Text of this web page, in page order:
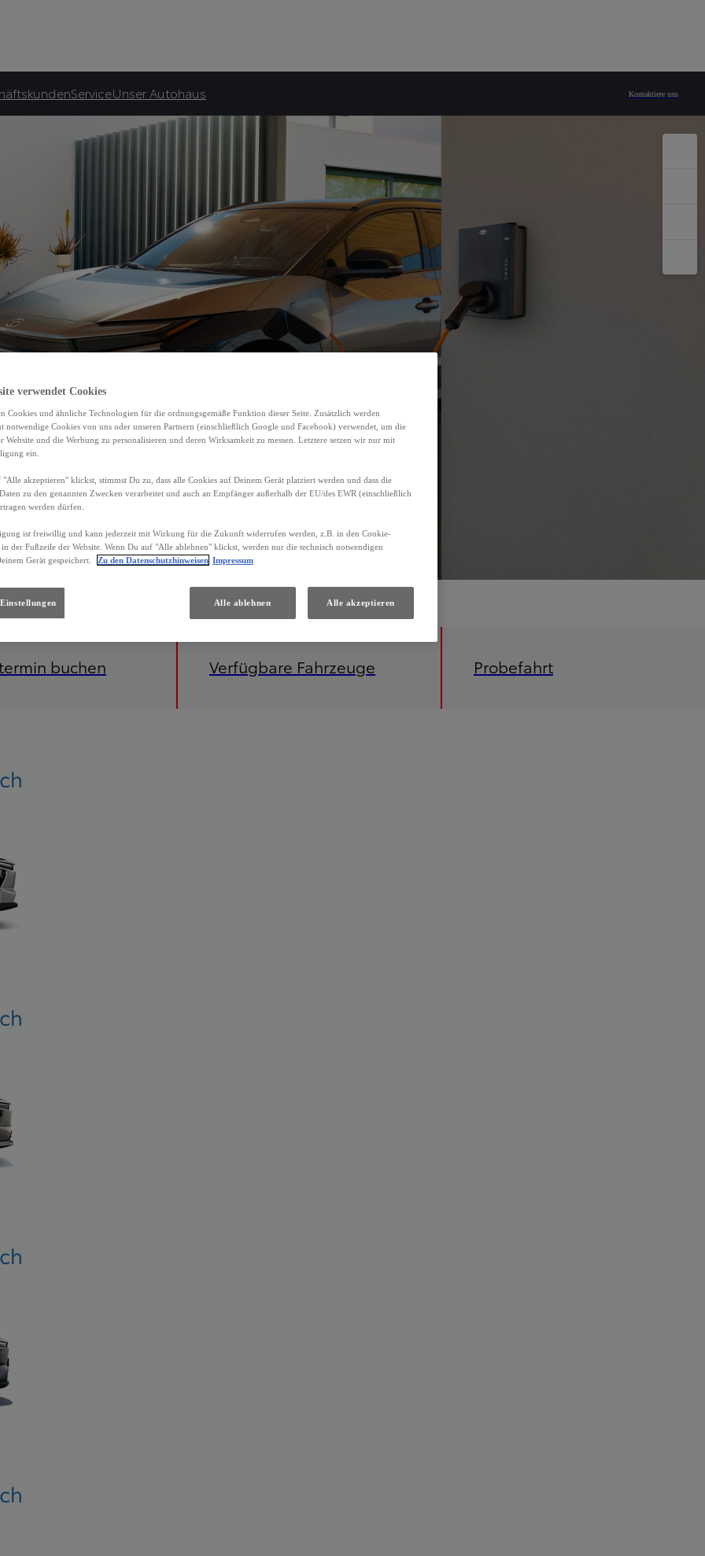
ServiceUnser Autohaus Kontaktiere uns
buchen Verfügbare Fahrzeuge Probefahrt
verwendet Cookies
Cookies und ähnliche Technologien für die ordnungsgemäße Funktion dieser Seite. Zusätzlich werden
notwendige Cookies von uns oder unseren Partnern (einschließlich Google und Facebook) verwendet, um die
Website und die Werbung zu personalisieren und deren Wirksamkeit zu messen. Letztere setzen wir nur mit
ein.
akzeptieren" klickst, stimmst Du zu, dass alle Cookies auf Deinem Gerät platziert werden und dass die
zu den genannten Zwecken verarbeitet und auch an Empfänger außerhalb der EU/des EWR (einschließlich
werden dürfen.
ist freiwillig und kann jederzeit mit Wirkung für die Zukunft widerrufen werden, z.B. in den Cookie-
der Fußzeile der Website. Wenn Du auf "Alle ablehnen" klickst, werden nur die technisch notwendigen
Gerät gespeichert.
Zu den Datenschutzhinweisen Impressum
Alle ablehnen Alle akzeptieren